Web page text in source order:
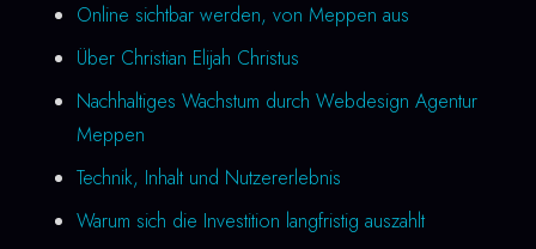
Online sichtbar werden, von Meppen aus
Über Christian Elijah Christus
Nachhaltiges Wachstum durch Webdesign Agentur
Meppen
Technik, Inhalt und Nutzererlebnis
Warum sich die Investition langfristig auszahlt